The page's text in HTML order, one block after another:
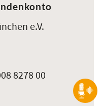
e.V.
8278 00